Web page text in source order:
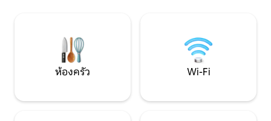
จำนวนผู้เข้าพัก 3 คนเมื่อจองที่พัก และ
ติดต่อเราหลังจากจองที่พักเพื่อแจ้งให้เรา
ทราบ เราจะจัดการให้พนักงานของเราปรับ
เตียงโซฟาให้เรียบร้อยก่อนที่คุณจะเช็คอิน)
รวมถึงค่าใช้จ่ายของศูนย์ฟิตเนสสระว่ายน้ำ
ห้องครัว Wi-Fi